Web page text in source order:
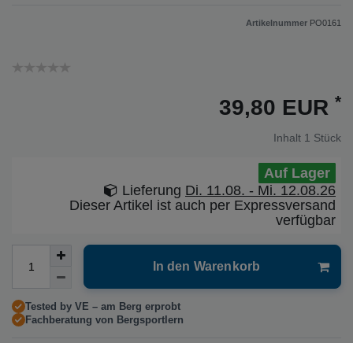
Artikelnummer PO0161
39,80 EUR *
Inhalt 1 Stück
Auf Lager
Lieferung Di. 11.08. - Mi. 12.08.26
Dieser Artikel ist auch per Expressversand
verfügbar
In den Warenkorb
Tested by VE – am Berg erprobt
Fachberatung von Bergsportlern